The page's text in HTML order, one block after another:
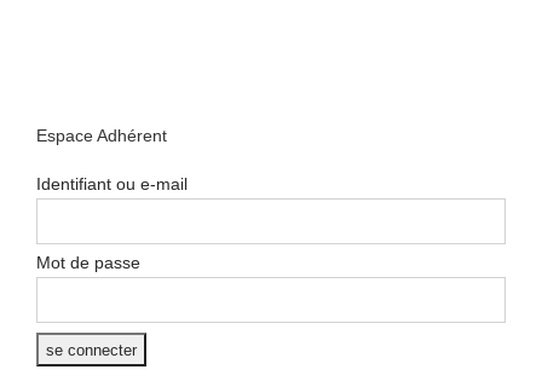
Espace Adhérent
Identifiant ou e-mail
Mot de passe